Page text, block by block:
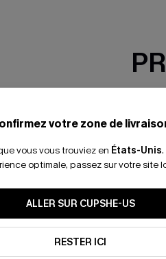
en
Robe courte à
37,00 €
Taille haute
votre zone de
vous vous trouviez en États-Unis.
optimale, passez sur votre site
ALLER SUR CUPSHE-US
RESTER ICI
*Un
En
mails
pouvons
savoir si